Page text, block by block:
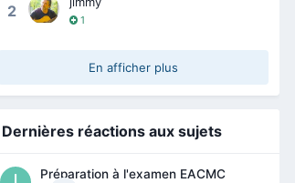
2 1
En afficher plus
Dernières réactions aux sujets
Préparation à l'examen EACMC